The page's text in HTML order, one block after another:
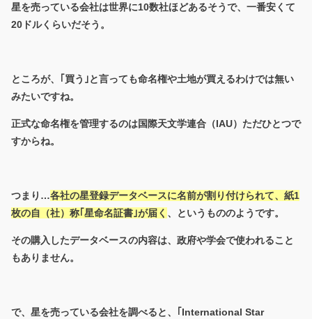
星を売っている会社は世界に10数社ほどあるそうで、一番安くて
20ドルくらいだそう。
ところが、｢買う｣と言っても命名権や土地が買えるわけでは無い
みたいですね。
正式な命名権を管理するのは国際天文学連合（IAU） ただひとつで
すからね。
つまり…各社の星登録データベースに名前が割り付けられて、紙1
枚の自（社）称｢星命名証書｣が届く 、というもののようです。
その購入したデータベースの内容は、政府や学会で使われること
もありません。
で、星を売っている会社を調べると、｢International Star